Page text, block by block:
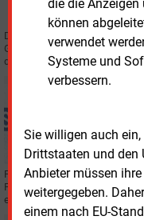
die die
können
verwendet
Systeme und
verbessern.
Sie willigen auch
Drittstaaten und den
Anbieter müssen
weitergegeben.
einem nach EU-
Zuschlag
Die Bundesnetzagentur hat
Gebotstermin 2. Dezember
dabei bezuschlagt werden −
Weitere
Für die Ablösung des
Potsdam GmbH (EWP) erneut
erhalten.